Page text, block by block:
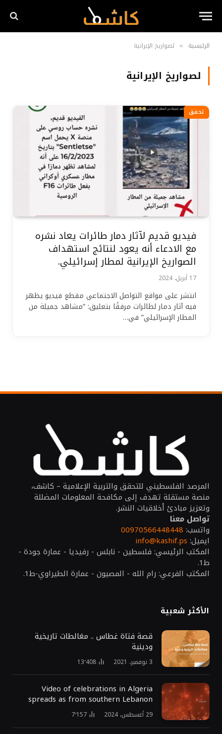
الرئيسية » لصواريخ الإيرانية
لصواريخ الإيرانية
تحقق
فيديو قديم لآثار دمار طائرات يعاد نشره
مع الادعاء أنه يعود لنتائج استهداف
الصواريخ الإيرانية لمطار إسرائيلي.
17 أبريل، 2024
انتشر على مواقع التواصل الاجتماعي مقطع فيديو يظهر
فيه آثار دمار لطائرات مرفقًا بتعليق: “مشاهد جميلة من
المطار الإسرائيلي” في…
المرصد الفلسطيني للتحقق والتربية الإعلامية – كاشف،
منصة مستقلة تهدف إلى مكافحة المعلومات المضللة
وتعزيز مبادئ أخلاقيات النشر.
تواصل معنا
واتسب: 00970566448448
ايميل: info@kashif.ps
المكتب الرئيسي: فلسطين - نابلس - رفيديا - عمارة جودة -
ط1.
المكتب الفرعي: رام الله - المصيون - عمارة الطيراوي-ط1.
الأكثر شعبية
قصة فتاة غطاس .. مغالطات تاريخية
ودينية
3 نوفمبر، 2021 13٬408
Video of celebrations in Algeria
spreads as from southern Lebanon
29 أغسطس، 2024 7٬157